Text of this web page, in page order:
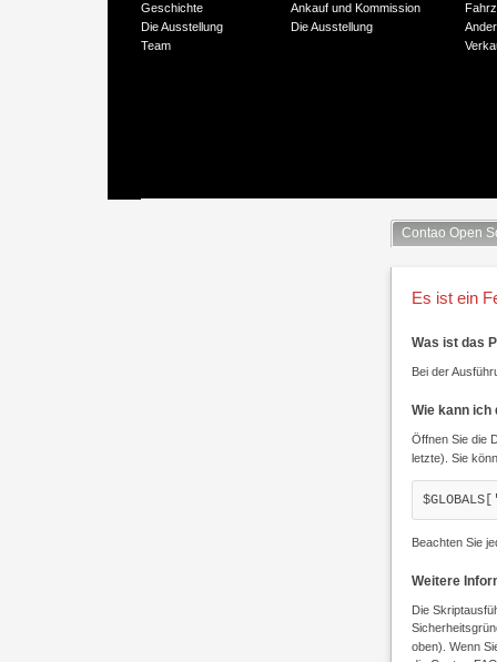
Geschichte
Die Ausstellung
Team
Ankauf und Kommission
Die Ausstellung
Contao Open
Es ist ein
Was ist das
Bei der
Wie kann ich
Öffnen Sie die
letzte). Sie
Beachten Sie
Weitere
Die
oben). Wenn